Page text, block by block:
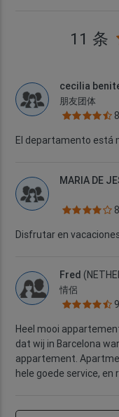
11 条
cecilia
朋友团体
El departamento está
MARIA DE
8
Disfrutar en
Fred
情侶
9
Heel mooi
dat wij in Barcelona
appartement.
hele goede service, en